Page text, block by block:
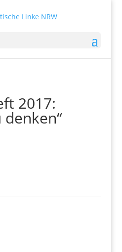
2017:
denken“